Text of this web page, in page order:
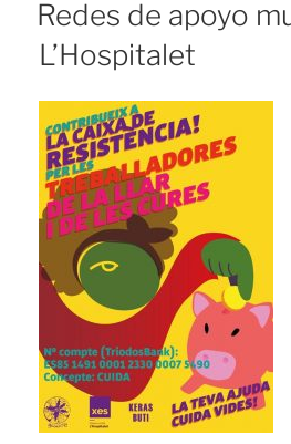
Redes de apoyo
L’Hospitalet